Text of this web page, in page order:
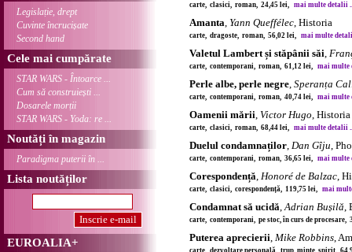
Legislație, drept
Cuvinte încrucișate
Second hand
Cele mai cumpărate
STAR WARS - Întoarce ...
Cum să construiești ...
Dosarele morții
STAR WARS - Yoda: re ...
Noutăți în magazin
Paradigma puterii în ...
Lista noutăților
EUROALIA+
carte, clasici, roman, 24,45 lei, mai multe detalii
Amanta, Yann Queffélec, Historia
carte, dragoste, roman, 56,02 lei, mai multe
Valetul Lambert și stăpânii săi,
carte, contemporani, roman, 61,12 lei, mai multe
Perle albe, perle negre, Speranța
carte, contemporani, roman, 40,74 lei, mai multe
Oamenii mării, Victor Hugo, Historia
carte, clasici, roman, 68,44 lei, mai multe detalii
Duelul condamnaților, Dan Gîju,
carte, contemporani, roman, 36,65 lei, mai multe
Corespondență, Honoré de Balzac,
carte, clasici, corespondență, 119,75 lei, mai
Condamnat să ucidă,Adrian Bușilă,
carte, contemporani, pe stoc, în curs de
Puterea aprecierii, Mike Robbins,
carte, dezvoltare personală, trup, minte, spirit,